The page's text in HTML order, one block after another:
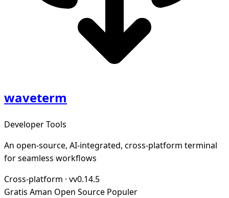
waveterm
Developer Tools
An open-source, AI-integrated, cross-platform terminal
for seamless workflows
Cross-platform · vv0.14.5
Gratis Aman Open Source Populer